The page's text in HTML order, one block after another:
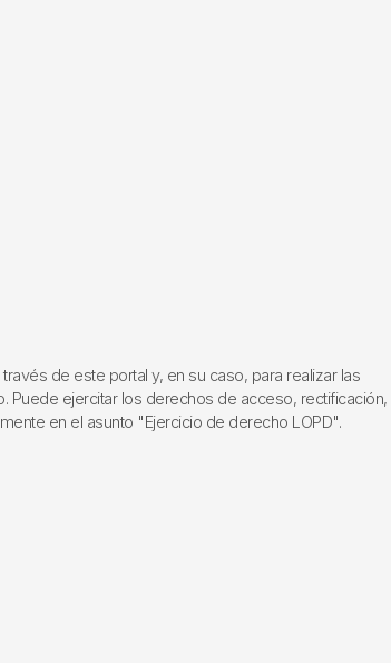
de este portal y, en su caso, para realizar las
Puede ejercitar los derechos de acceso, rectificación,
en el asunto "Ejercicio de derecho LOPD".